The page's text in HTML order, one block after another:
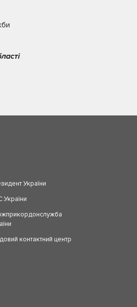
України
України
контактний центр